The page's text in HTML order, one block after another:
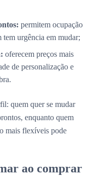
permitem ocupação
tem urgência em mudar;
oferecem preços mais
de personalização e
quem quer se mudar
enquanto quem
mais flexíveis pode
ao comprar